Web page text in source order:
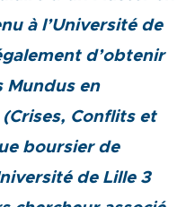
à l’Université de
d’obtenir
Mundus en
Conflits et
boursier de
de Lille 3